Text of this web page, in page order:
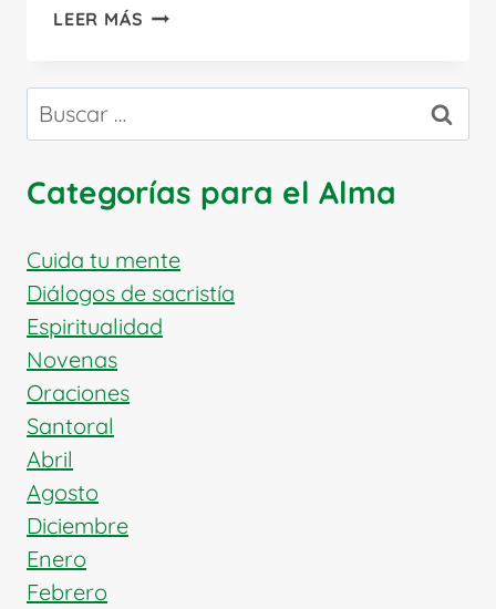
LEER MÁS ORACIÓN
PUEBLOS
GUERRA
Buscar:
Categorías para el Alma
Cuida tu mente
Diálogos de sacristía
Espiritualidad
Novenas
Oraciones
Santoral
Abril
Agosto
Diciembre
Enero
Febrero